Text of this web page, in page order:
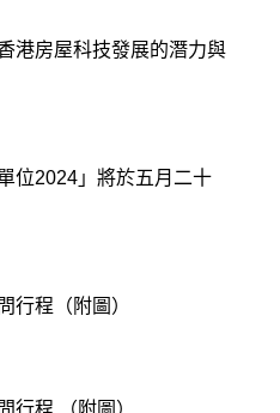
港房屋科技發展的潛力與
位2024」將於五月二十
行程（附圖）
行程 （附圖）